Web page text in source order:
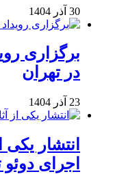
30 آذر 1404
برگزاری
در تهران
23 آذر 1404
انتشار
اجرای دوئو